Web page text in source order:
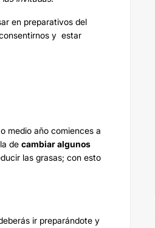
en preparativos del
y estar
medio año comiences a
de cambiar algunos
las grasas; con esto
ir preparándote y